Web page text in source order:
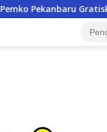
Pasang Seragam